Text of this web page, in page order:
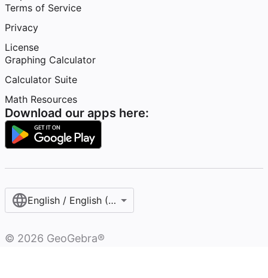
Terms of Service
Privacy
License
Graphing Calculator
Calculator Suite
Math Resources
Download our apps here:
English / English (United States)
© 2026 GeoGebra®